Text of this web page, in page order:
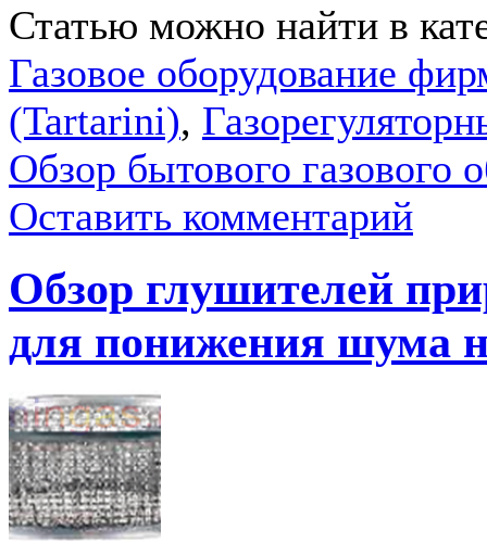
Статью можно найти в
Газовое оборудование
(Tartarini),
Обзор бытового газового
Оставить комментарий
Обзор глушителей
для понижения шума